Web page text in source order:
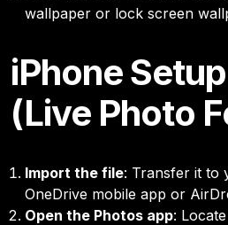
wallpaper or lock screen
iPhone
(Live Photo
Import the file: Transfer it to
OneDrive mobile app or
Open the Photos app: